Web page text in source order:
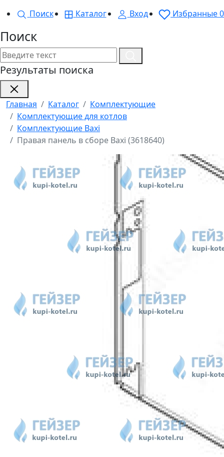
Поиск
Каталог Вход Избранные0
Поиск
Результаты поиска
Главная Каталог
Комплектующие
Комплектующие для котлов
Комплектующие Baxi
Правая панель в сборе Baxi (3618640)